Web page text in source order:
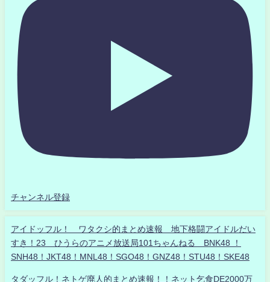
チャンネル登録
アイドッフル！ ワタクシ的まとめ速報 地下格闘アイドルだい
すき！23 ひうらのアニメ放送局101ちゃんねる BNK48 ！
SNH48！JKT48！MNL48！SGO48！GNZ48！STU48！SKE48
タダッフル！ネトゲ廃人的まとめ速報！！ネット乞食DE2000万